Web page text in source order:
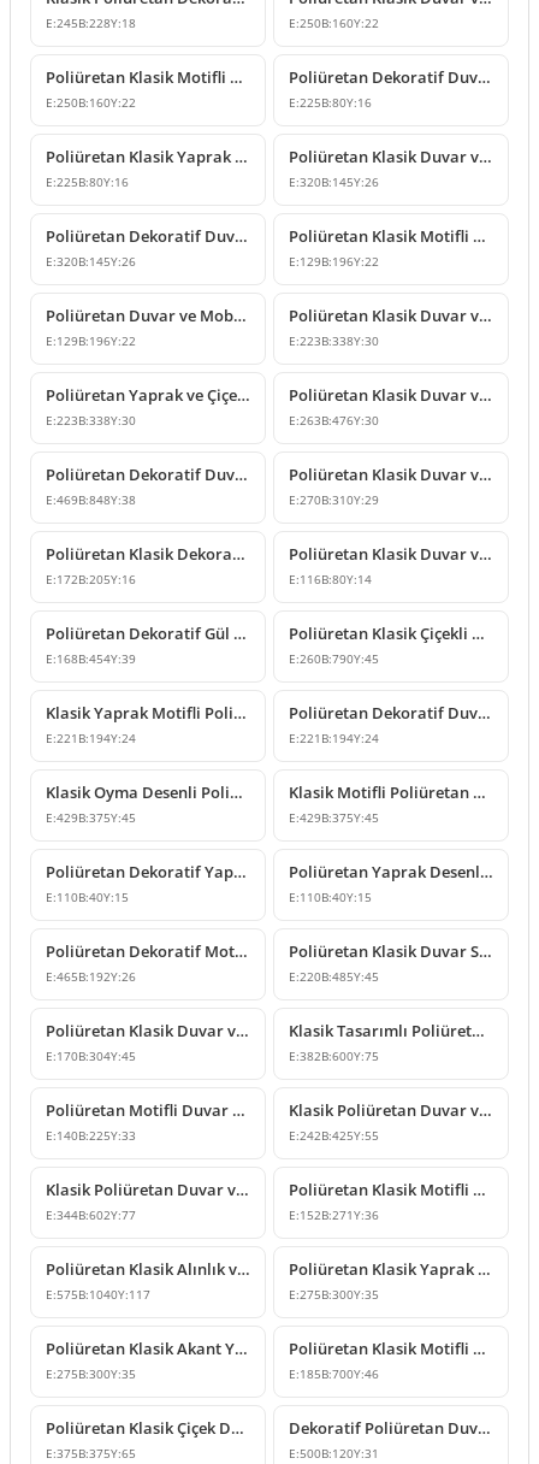
E:245B:228Y:18 E:250B:160Y:22
Poliüretan Klasik Motifli Duvar ve Mobilya Süsleme Modeli
E:250B:160Y:22
Poliüretan Dekoratif Duvar ve Mobilya Süsleme Modelleri
E:225B:80Y:16
Poliüretan Klasik Yaprak Desenli Dekoratif Süsleme Modeli
E:225B:80Y:16
Poliüretan Klasik Duvar ve Mobilya Süsleme Modeli
E:320B:145Y:26
Poliüretan Dekoratif Duvar Süsleme Modeli
E:320B:145Y:26
Poliüretan Klasik Motifli Duvar ve Mobilya Süsleme Modeli
E:129B:196Y:22
Poliüretan Duvar ve Mobilya Süsleme Modeli
E:129B:196Y:22
Poliüretan Klasik Duvar ve Mobilya Süsleme Modelleri
E:223B:338Y:30
Poliüretan Yaprak ve Çiçek Motifli Klasik Duvar Süsü
E:223B:338Y:30
Poliüretan Klasik Duvar ve Mobilya Süsleme Modelleri
E:263B:476Y:30
Poliüretan Dekoratif Duvar ve Kapı Üstü Taç Süsleme Modeli
E:469B:848Y:38
Poliüretan Klasik Duvar ve Mobilya Süsleme Modelleri
E:270B:310Y:29
Poliüretan Klasik Dekoratif Süsleme ve Motif Modelleri
E:172B:205Y:16
Poliüretan Klasik Duvar ve Mobilya Süsleme Modelleri
E:116B:80Y:14
Poliüretan Dekoratif Gül Motifli Duvar Süsü Modelleri
E:168B:454Y:39
Poliüretan Klasik Çiçekli Duvar ve Cephe Süsleme Modeli
E:260B:790Y:45
Klasik Yaprak Motifli Poliüretan Dekoratif Süsleme Modeli
E:221 B:194Y:24
Poliüretan Dekoratif Duvar ve Mobilya Süsleme Modeli
E:221 B:194Y:24
Klasik Oyma Desenli Poliüretan Duvar Süsleme Modeli
E:429B:375Y:45
Klasik Motifli Poliüretan Duvar Süsleme Modeli
E:429B:375Y:45
Poliüretan Dekoratif Yaprak Motifli Duvar Süsleme Modeli
E:110B:40Y:15
Poliüretan Yaprak Desenli Dekoratif Süsleme Modeli
E:110B:40Y:15
Poliüretan Dekoratif Motif ve Duvar Süsü Modelleri
E:465B:192Y:26
Poliüretan Klasik Duvar Süsleme Modelleri P8026
E:220B:485Y:45
Poliüretan Klasik Duvar ve Mobilya Süsleme Modelleri
E:170B:304Y:45
Klasik Tasarımlı Poliüretan Duvar ve Tavan Süsleme Modeli
E:382B:600Y:75
Poliüretan Motifli Duvar ve Mobilya Süsleme Modelleri
E:140B:225Y:33
Klasik Poliüretan Duvar ve Mobilya Süsleme Modeli
E:242B:425Y:55
Klasik Poliüretan Duvar ve Mobilya Süsleme Modeli
E:344B:602Y:77
Poliüretan Klasik Motifli Duvar ve Mobilya Süsü
E:152B:271Y:36
Poliüretan Klasik Alınlık ve Duvar Süsleme Tasarımı
E:575B:1040Y:117
Poliüretan Klasik Yaprak Desenli Köşe Süsleme Modeli
E:275B:300Y:35
Poliüretan Klasik Akant Yapraklı Duvar Süsleme Modeli
E:275B:300Y:35
Poliüretan Klasik Motifli Duvar Süsü
E:185B:700Y:46
Poliüretan Klasik Çiçek Desenli Duvar ve Tavan Süsü
E:375B:375Y:65
Dekoratif Poliüretan Duvar ve Mobilya Süsleme Modeli
E:500B:120Y:31